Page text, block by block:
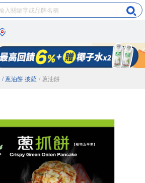
/ 蔥油餅 披薩 / 蔥油餅